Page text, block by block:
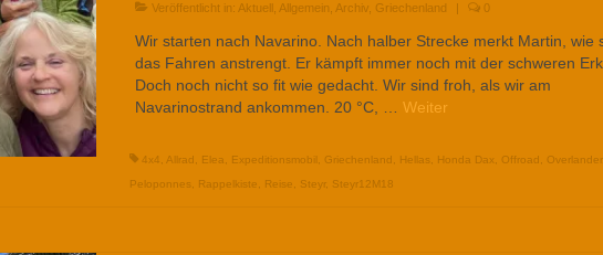
Veröffentlicht in: Aktuell, Allgemein Archiv, Griechenland | 0
Wir starten nach Navarino. Nach halber Strecke merkt Martin, wie
das Fahren anstrengt. Er kämpft immer noch mit der schweren
Doch noch nicht so fit wie gedacht. Wir sind froh, als wir am
Navarinostrand ankommen. 20 °C, … Weiter
4x4 Allrad Elea Expeditionsmobil Griechenland Hellas, Honda Dax Offroad Overlander,
Peloponnes, Rappelkiste Reise Steyr, Steyr12M18